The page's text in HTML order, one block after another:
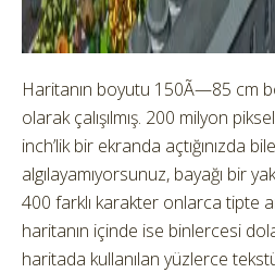
Haritanın boyutu 150Ã—85 cm
olarak çalışılmış. 200 milyon
inch’lik bir ekranda açtığınızda
algılayamıyorsunuz, bayağı bir
400 farklı karakter onlarca tipte
haritanın içinde ise binlercesi
haritada kullanılan yüzlerce